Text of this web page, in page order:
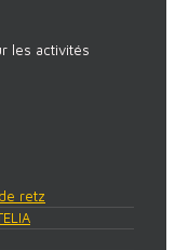
les activités
retz